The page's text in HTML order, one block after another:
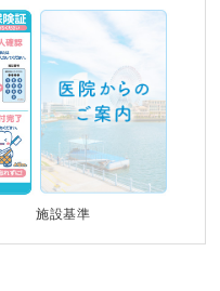
施設基準